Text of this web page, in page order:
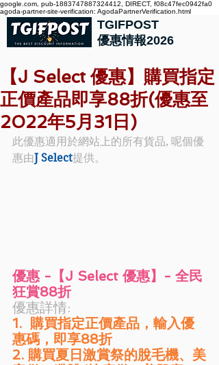
google.com, pub-1883747887324412, DIRECT, f08c47fec0942fa0
agoda-partner-site-verification: AgodaPartnerVerification.html
TGIFPOST
優惠情報2026
【J Select 優惠】購買指定
正價產品即享88折(優惠至
2022年5月31日)
此優惠適用於網站上的所有貨品, 呢個優
惠由J Select提供。
優惠 -【J Select 優惠】- 全民
狂賞88折
優惠詳情:
1.  購買指定正價產品，輸入優
惠碼，即享88折
2. 購買夏日激賞祭的脫毛機、美